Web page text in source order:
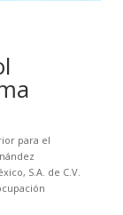
para el
S.A. de C.V.